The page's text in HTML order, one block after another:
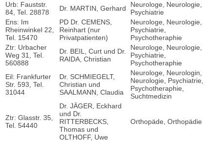
Urb: Fauststr.
84, Tel. 28878
Dr. MARTIN, Gerhard
Neurologe, Neurologie,
Psychiatrie
Ens: Im
Rheinwinkel 22,
Tel. 15470
PD Dr. CEMENS,
Reinhart (nur
Privatpatienten)
Neurologe, Neurologie,
Psychiatrie,
Psychotheraphie
Ztr: Urbacher
Weg 31, Tel.
560888
Dr. BEIL, Curt und Dr.
RAIDA, Christian
Neurologe, Neurologie,
Psychiatrie,
Psychotheraphie
Eil: Frankfurter
Str. 593, Tel.
31044
Dr. SCHMIEGELT,
Christian und
SAALMANN, Claudia
Neurologe, Neurologin,
Neurologie, Psychiatrie,
Psychotheraphie,
Suchtmedizin
Ztr: Glasstr. 35,
Tel. 54440
Dr. JÄGER, Eckhard
und Dr.
RITTERBECKS,
Thomas und
OLTHOFF, Uwe
Orthopäde, Orthopädie